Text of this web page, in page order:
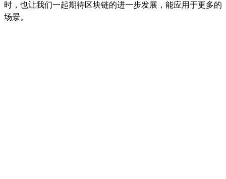
时，也让我们一起期待区块链的进一步发展，能应用于更多的
场景。